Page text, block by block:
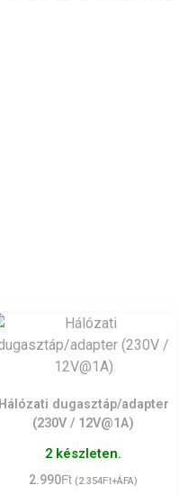
Hálózati dugasztáp/adapter
(230V / 12V@1A)
2 készleten.
2.990Ft (2.354Ft+ÁFA)